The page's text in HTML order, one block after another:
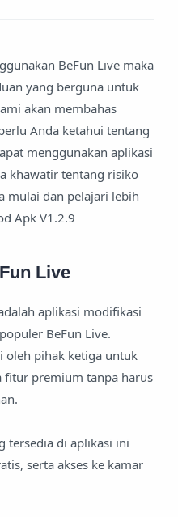
BeFun Live maka
yang berguna untuk
akan membahas
Anda ketahui tentang
menggunakan aplikasi
khawatir tentang risiko
mulai dan pelajari lebih
Apk V1.2.9
Live
aplikasi modifikasi
BeFun Live.
oleh pihak ketiga untuk
fitur premium tanpa harus
tersedia di aplikasi ini
serta akses ke kamar